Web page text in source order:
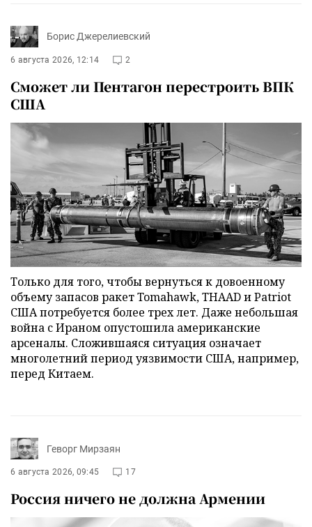
Борис Джерелиевский
6 августа 2026, 12:14 2
Сможет ли Пентагон перестроить ВПК
США
Только для того, чтобы вернуться к довоенному
объему запасов ракет Tomahawk, THAAD и Patriot
США потребуется более трех лет. Даже небольшая
война с Ираном опустошила американские
арсеналы. Сложившаяся ситуация означает
многолетний период уязвимости США, например,
перед Китаем.
Геворг Мирзаян
6 августа 2026, 09:45 17
Россия ничего не должна Армении